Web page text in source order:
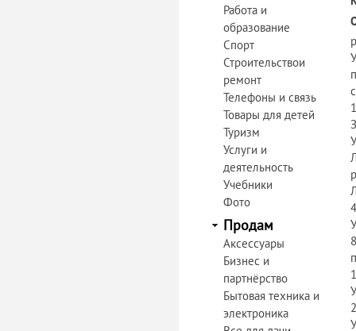
Работа и
образование
Спорт
Строительствои
ремонт
Телефоны и связь
Товары для детей
Туризм
Услуги и
деятельность
Учебники
Фото
Продам
Аксессуары
Бизнес и
партнёрство
Бытовая техника и
электроника